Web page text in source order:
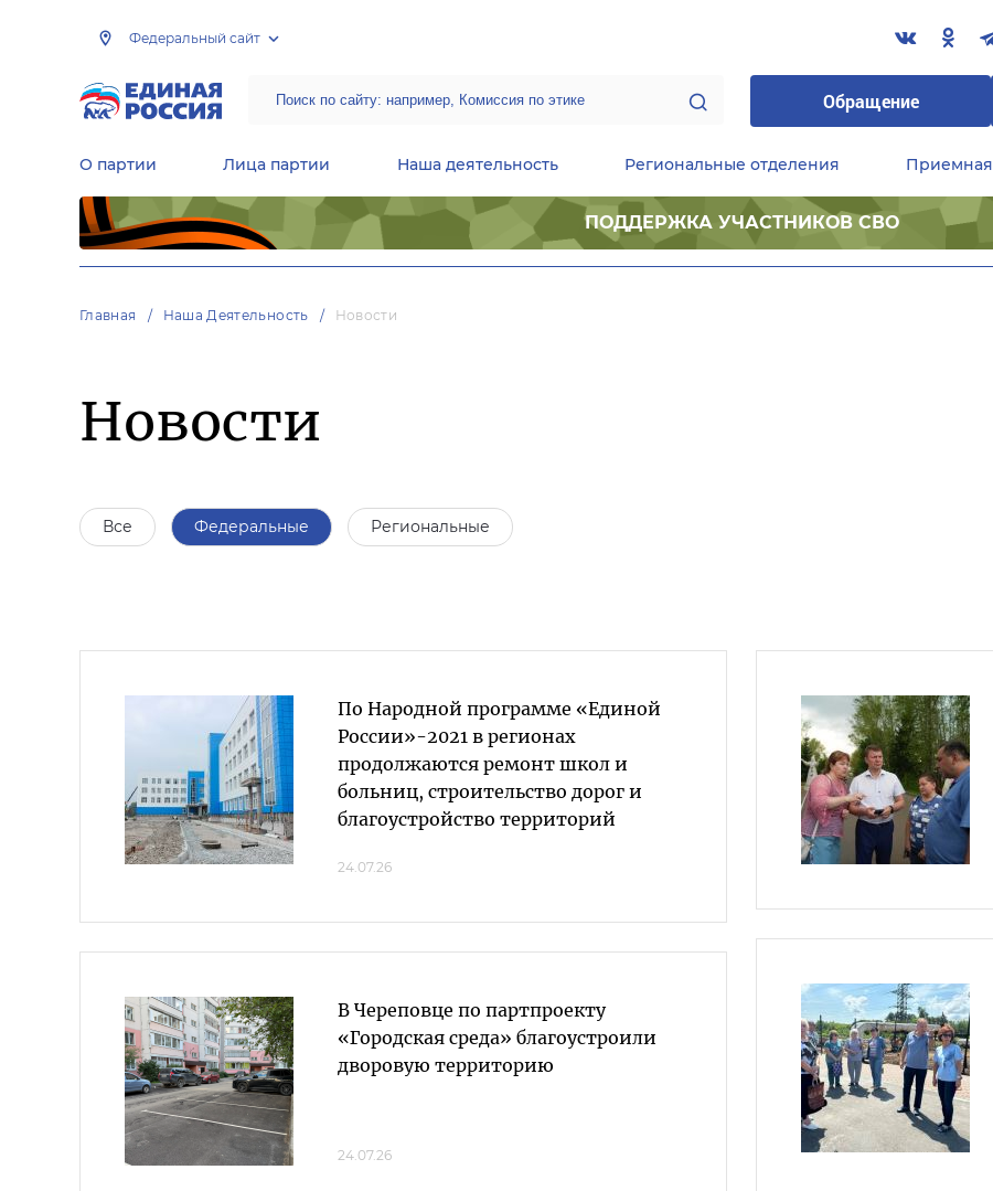
Федеральный сайт
Обращение
О партии Лица партии Наша деятельность Региональные отделения Приемная
ПОДДЕРЖКА УЧАСТНИКОВ СВО
Главная Наша Деятельность Новости
Новости
Все Федеральные Региональные
По Народной программе «Единой
России»-2021 в регионах
продолжаются ремонт школ и
больниц, строительство дорог и
благоустройство территорий
24.07.26
В Череповце по партпроекту
«Городская среда» благоустроили
дворовую территорию
24.07.26